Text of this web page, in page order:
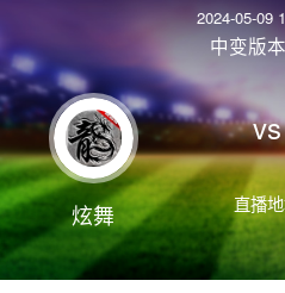
2024-05-09
中变版
炫舞
vs
直播